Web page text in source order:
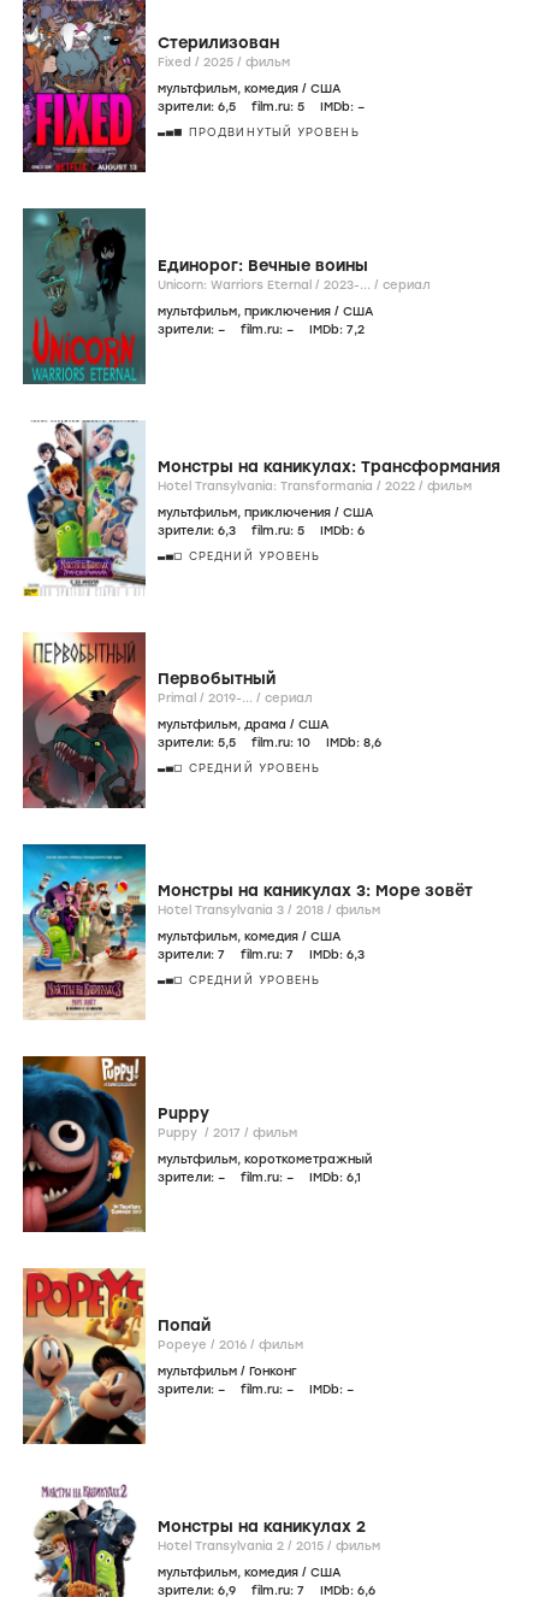
Стерилизован
Fixed / 2025 / фильм
мультфильм, комедия / США
зрители: 6,5 film.ru: 5 IMDb: –
ПРОДВИНУТЫЙ УРОВЕНЬ
Единорог: Вечные воины
Unicorn: Warriors Eternal / 2023-... / сериал
мультфильм, приключения / США
зрители: – film.ru: – IMDb: 7,2
Монстры на каникулах: Трансформания
Hotel Transylvania: Transformania / 2022 / фильм
мультфильм, приключения / США
зрители: 6,3 film.ru: 5 IMDb: 6
СРЕДНИЙ УРОВЕНЬ
Первобытный
Primal / 2019-... / сериал
мультфильм, драма / США
зрители: 5,5 film.ru: 10 IMDb: 8,6
СРЕДНИЙ УРОВЕНЬ
Монстры на каникулах 3: Море зовёт
Hotel Transylvania 3 / 2018 / фильм
мультфильм, комедия / США
зрители: 7 film.ru: 7 IMDb: 6,3
СРЕДНИЙ УРОВЕНЬ
Puppy
Puppy / 2017 / фильм
мультфильм, короткометражный
зрители: – film.ru: – IMDb: 6,1
Попай
Popeye / 2016 / фильм
мультфильм / Гонконг
зрители: – film.ru: – IMDb: –
Монстры на каникулах 2
Hotel Transylvania 2 / 2015 / фильм
мультфильм, комедия / США
зрители: 6,9 film.ru: 7 IMDb: 6,6